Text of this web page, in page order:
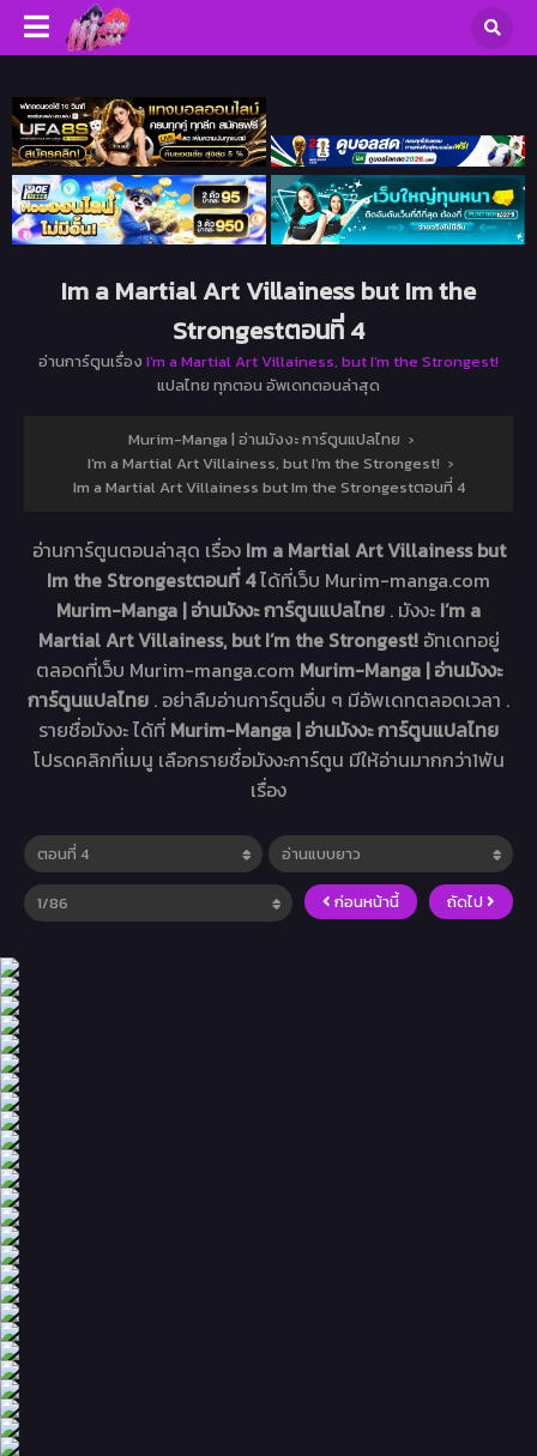
Im a Martial Art Villainess but Im the
Strongestตอนที่ 4
อ่านการ์ตูนเรื่อง I’m a Martial Art Villainess, but I’m the Strongest!
แปลไทย ทุกตอน อัพเดทตอนล่าสุด
Murim-Manga | อ่านมังงะ การ์ตูนแปลไทย ›
I’m a Martial Art Villainess, but I’m the Strongest! ›
Im a Martial Art Villainess but Im the Strongestตอนที่ 4
อ่านการ์ตูนตอนล่าสุด เรื่อง Im a Martial Art Villainess but
Im the Strongestตอนที่ 4ได้ที่เว็บ Murim-manga.com
Murim-Manga | อ่านมังงะ การ์ตูนแปลไทย . มังงะ I’m a
Martial Art Villainess, but I’m the Strongest! อัทเดทอยู่
ตลอดที่เว็บ Murim-manga.com Murim-Manga | อ่านมังงะ
การ์ตูนแปลไทย . อย่าลืมอ่านการ์ตูนอื่น ๆ มีอัพเดทตลอดเวลา .
รายชื่อมังงะ ได้ที่ Murim-Manga | อ่านมังงะ การ์ตูนแปลไทย
โปรดคลิกที่เมนู เลือกรายชื่อมังงะการ์ตูน มีให้อ่านมากกว่า1พัน
เรื่อง
ก่อนหน้านี้ ถัดไป